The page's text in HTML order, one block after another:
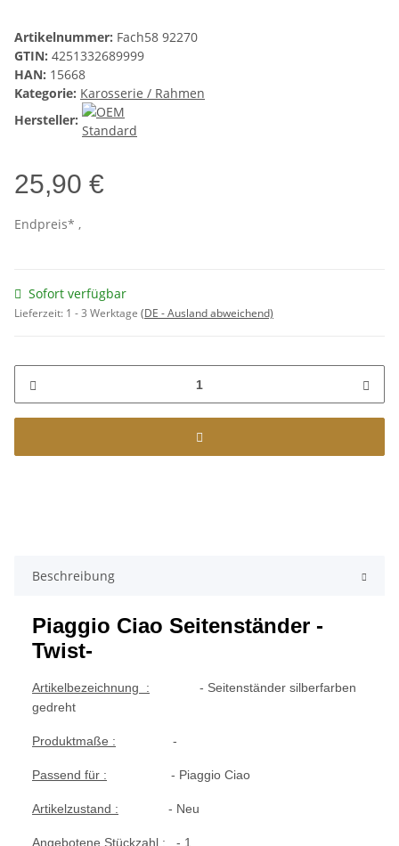
Artikelnummer: Fach58 92270
GTIN: 4251332689999
HAN: 15668
Kategorie: Karosserie / Rahmen
Hersteller:
25,90 €
Endpreis* ,
Sofort verfügbar
Lieferzeit: 1 - 3 Werktage (DE - Ausland abweichend)
Beschreibung
Piaggio Ciao Seitenständer -
Twist-
Artikelbezeichnung : - Seitenständer silberfarben
gedreht
Produktmaße : -
Passend für : - Piaggio Ciao
Artikelzustand : - Neu
Angebotene Stückzahl : - 1